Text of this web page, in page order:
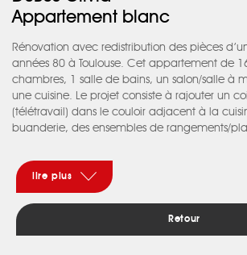
Appartement blanc
Rénovation avec redistribution des pièces
années 80 à Toulouse. Cet appartement de
chambres, 1 salle de bains, un salon/salle à
une cuisine. Le projet consiste à rajouter un
(télétravail) dans le couloir adjacent à la
buanderie, des ensembles de rangements/
portait également sur la mise en valeur des
chinés lors de leurs nombreux voyages. Cet
devenir sobre et contemporain tout en
cloisonné. Nous avons alors cherché à
faire pénétrer la lumière. Les ouvertures ont
lire plus
Retour